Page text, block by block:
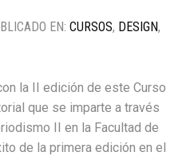
EN: CURSOS, DESIGN,
la II edición de este Curso
que se imparte a través
II en la Facultad de
de la primera edición en el